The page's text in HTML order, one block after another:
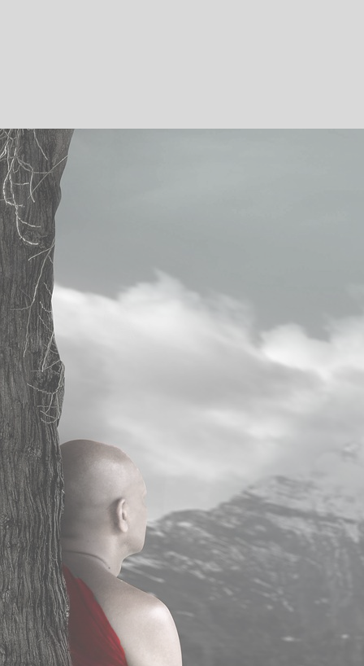
Articles
Téléchargements
Bio
Contact
Inscription
Principales activités
MEDITER
Programme MBSR
Programme MBSR en ligne
Cours de méditation Pleine Conscience
Cours de méditation pleine conscience en ligne
Stage de méditation pleine conscience en Bretagne
S’INFORMER
Principales activités